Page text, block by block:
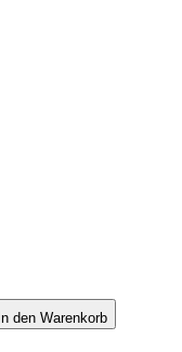
In den Warenkorb